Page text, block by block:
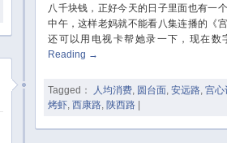
八千块钱，正好今天的日子里面也有一
中午，这样老妈就不能看八集连播的《
还可以用电视卡帮她录一下，现在数
Reading →
Tagged： 人均消费 圆台面 安远路 宫心
烤虾 西康路 陕西路 |